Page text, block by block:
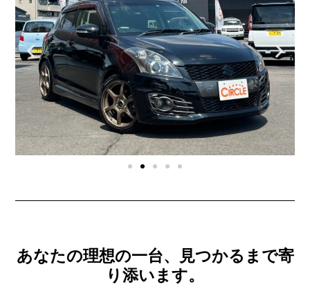
あなたの理想の一台、見つかるまで寄
り添います。